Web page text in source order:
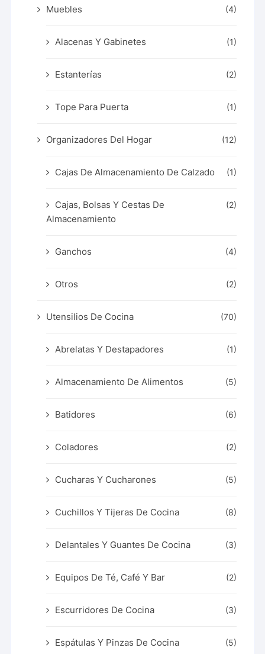
Muebles (4)
Alacenas Y Gabinetes (1)
Estanterías (2)
Tope Para Puerta (1)
Organizadores Del Hogar (12)
Cajas De Almacenamiento De Calzado (1)
Cajas, Bolsas Y Cestas De
Almacenamiento
(2)
Ganchos (4)
Otros (2)
Utensilios De Cocina (70)
Abrelatas Y Destapadores (1)
Almacenamiento De Alimentos (5)
Batidores (6)
Coladores (2)
Cucharas Y Cucharones (5)
Cuchillos Y Tijeras De Cocina (8)
Delantales Y Guantes De Cocina (3)
Equipos De Té, Café Y Bar (2)
Escurridores De Cocina (3)
Espátulas Y Pinzas De Cocina (5)